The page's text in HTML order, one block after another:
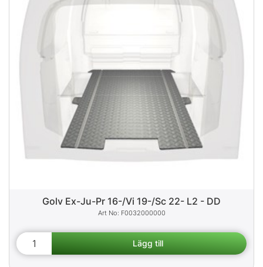
Golv Ex-Ju-Pr 16-/Vi 19-/Sc 22- L2 - DD
F0032000000